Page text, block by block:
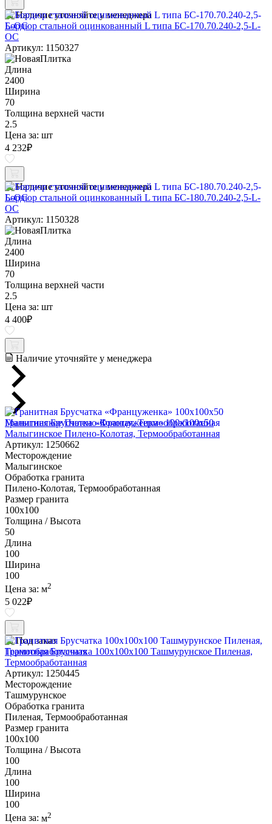
Наличие уточняйте у менеджера
Бордюр стальной оцинкованный L типа БС-170.70.240-2,5-L-
ОС
Артикул: 1150327
Длина
2400
Ширина
70
Толщина верхней части
2.5
Цена за: шт
4 232₽
Наличие уточняйте у менеджера
Бордюр стальной оцинкованный L типа БС-180.70.240-2,5-L-
ОС
Артикул: 1150328
Длина
2400
Ширина
70
Толщина верхней части
2.5
Цена за: шт
4 400₽
Наличие уточняйте у менеджера
Гранитная Брусчатка «Француженка» 100х100x50
Малыгинское Пилено-Колотая, Термообработанная
Артикул: 1250662
Месторождение
Малыгинское
Обработка гранита
Пилено-Колотая, Термообработанная
Размер гранита
100х100
Толщина / Высота
50
Длина
100
Ширина
100
Цена за: м2
5 022₽
Под заказ
Гранитная Брусчатка 100х100x100 Ташмурунское Пиленая,
Термообработанная
Артикул: 1250445
Месторождение
Ташмурунское
Обработка гранита
Пиленая, Термообработанная
Размер гранита
100х100
Толщина / Высота
100
Длина
100
Ширина
100
Цена за: м2